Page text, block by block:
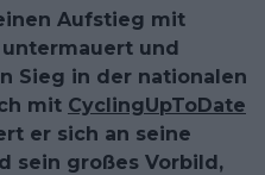
Aufstieg mit
und
Sieg in der nationalen
mit CyclingUpToDate
er sich an seine
sein großes Vorbild,